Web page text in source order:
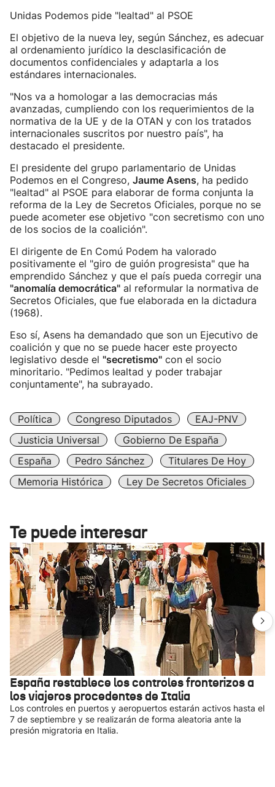
Unidas Podemos pide "lealtad" al PSOE
El objetivo de la nueva ley, según Sánchez, es adecuar
al ordenamiento jurídico la desclasificación de
documentos confidenciales y adaptarla a los
estándares internacionales.
"Nos va a homologar a las democracias más
avanzadas, cumpliendo con los requerimientos de la
normativa de la UE y de la OTAN y con los tratados
internacionales suscritos por nuestro país", ha
destacado el presidente.
El presidente del grupo parlamentario de Unidas
Podemos en el Congreso, Jaume Asens, ha pedido
"lealtad" al PSOE para elaborar de forma conjunta la
reforma de la Ley de Secretos Oficiales, porque no se
puede acometer ese objetivo "con secretismo con uno
de los socios de la coalición".
El dirigente de En Comú Podem ha valorado
positivamente el "giro de guión progresista" que ha
emprendido Sánchez y que el país pueda corregir una
"anomalía democrática" al reformular la normativa de
Secretos Oficiales, que fue elaborada en la dictadura
(1968).
Eso sí, Asens ha demandado que son un Ejecutivo de
coalición y que no se puede hacer este proyecto
legislativo desde el "secretismo" con el socio
minoritario. "Pedimos lealtad y poder trabajar
conjuntamente", ha subrayado.
Política Congreso Diputados
EAJ-PNV
Justicia Universal
Gobierno De España
España
Pedro Sánchez
Titulares De Hoy
Memoria Histórica
Ley De Secretos Oficiales
Te puede interesar
España restablece los controles fronterizos a
los viajeros procedentes de Italia
Los controles en puertos y aeropuertos estarán activos hasta el
7 de septiembre y se realizarán de forma aleatoria ante la
presión migratoria en Italia.